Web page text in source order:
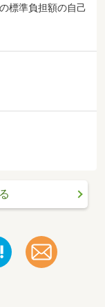
標準負担額の自己